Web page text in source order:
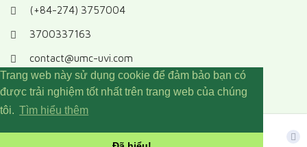
Trang web này sử dụng cookie để đảm bảo bạn có
được trải nghiệm tốt nhất trên trang web của chúng
tôi. Tìm hiểu thêm
(+84-274) 3757004
3700337163
contact@umc-uvi.com
Copyright © UVI 2022 - 2026. All rights reserved.